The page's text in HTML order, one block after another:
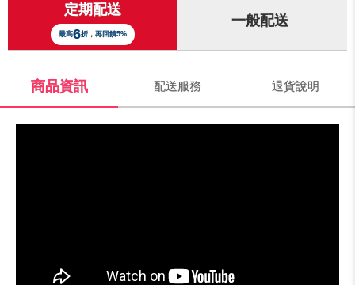
定期配送
最高6折，再回饋5%
一般配送
商品資訊 配送服務 退貨說明